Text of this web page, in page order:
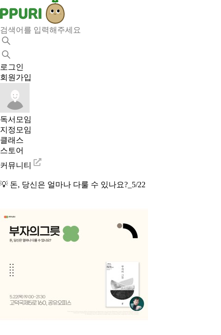
로그인
회원가입
독서모임
지정모임
클래스
스토어
커뮤니티
💡 돈, 당신은 얼마나 다룰 수 있나요?_5/22